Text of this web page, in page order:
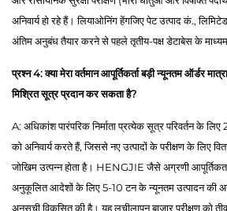
अनिवार्य हो रहे हैं। लियाओनिंग हेंगजिए पेट उत्पाद कं.,
अंतिम अनुबंध तैयार करने से पहले तृतीय-पक्ष डेटाबेस के माध्यम
प्रश्न 4: क्या मेरा वर्तमान आपूर्तिकर्ता बड़ी न्यूनतम ऑर्डर
मिश्रित सूत्र प्रदान कर सकता है?
A: अधिकांश पारंपरिक निर्माता प्रत्येक सूत्र परिवर्तन के
को अनिवार्य करते हैं, जिससे नए उत्पादों के परीक्षण के लिए
जोखिम उत्पन्न होता है। HENGJIE जैसे अग्रणी
अनुकूलित आदेशों के लिए 5-10 टन के न्यूनतम उत्पादन की
अनुसूची विकसित की है। यह लचीलापन बाज़ार परीक्षण को